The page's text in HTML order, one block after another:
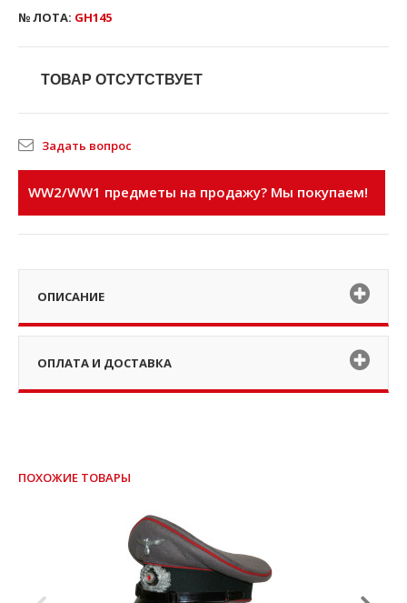
№ ЛОТА: GH145
ТОВАР ОТСУТСТВУЕТ
Задать вопрос
WW2/WW1 предметы на продажу? Мы покупаем!
ОПИСАНИЕ
ОПЛАТА И ДОСТАВКА
ПОХОЖИЕ ТОВАРЫ